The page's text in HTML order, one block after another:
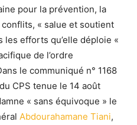
pour la prévention, la
« salue et soutient
les efforts qu’elle déploie «
de l’ordre
le communiqué n° 1168
CPS tenue le 14 août
« sans équivoque » le
Abdourahamane Tiani,